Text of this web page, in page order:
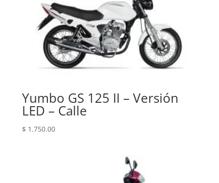
Yumbo GS 125 II – Versión
LED – Calle
$ 1.750.00